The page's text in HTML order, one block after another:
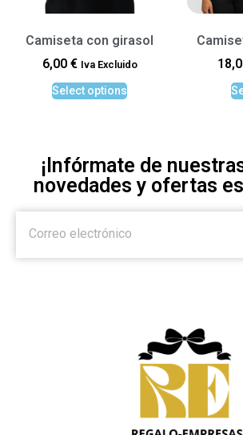
Camiseta con girasol
6,00 € Iva Excluido
Select options
¡Infórmate de
novedades y ofertas